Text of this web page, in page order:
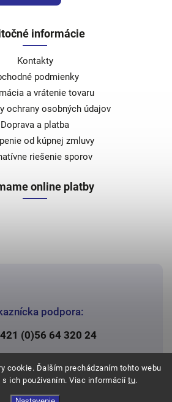
cookie. Ďalším prechádzaním tohto webu
s ich používaním. Viac informácií tu.
podpora:
(0)56 64 320 24
informácie
Kontakty
podmienky
a vrátenie tovaru
ochrany osobných údajov
Doprava a platba
od kúpnej zmluvy
riešenie sporov
online platby